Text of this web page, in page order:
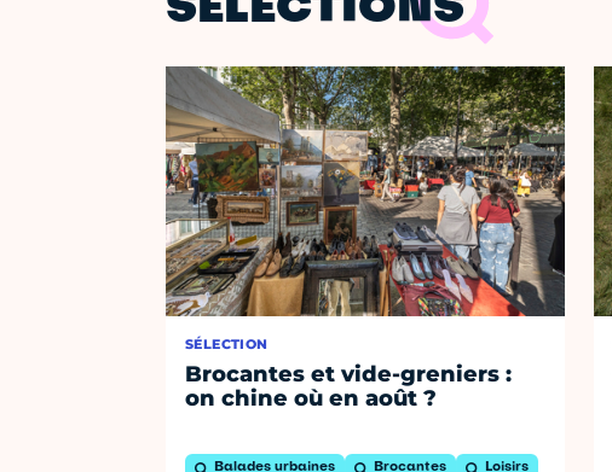
SÉLECTIONS
SÉLECTION
Brocantes et vide-greniers :
on chine où en août ?
Balades urbaines Brocantes Loisirs